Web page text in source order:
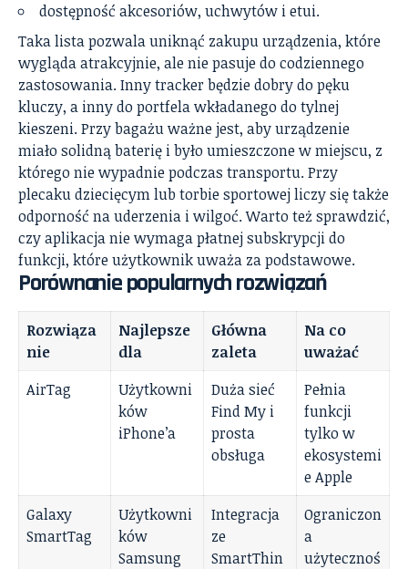
dostępność akcesoriów, uchwytów i etui.
Taka lista pozwala uniknąć zakupu urządzenia, które
wygląda atrakcyjnie, ale nie pasuje do codziennego
zastosowania. Inny tracker będzie dobry do pęku
kluczy, a inny do portfela wkładanego do tylnej
kieszeni. Przy bagażu ważne jest, aby urządzenie
miało solidną baterię i było umieszczone w miejscu, z
którego nie wypadnie podczas transportu. Przy
plecaku dziecięcym lub torbie sportowej liczy się także
odporność na uderzenia i wilgoć. Warto też sprawdzić,
czy aplikacja nie wymaga płatnej subskrypcji do
funkcji, które użytkownik uważa za podstawowe.
Porównanie popularnych rozwiązań
Rozwiąza
nie
Najlepsze
dla
Główna
zaleta
Na co
uważać
AirTag
Użytkowni
ków
iPhone’a
Duża sieć
Find My i
prosta
obsługa
Pełnia
funkcji
tylko w
ekosystemi
e Apple
Galaxy
SmartTag
Użytkowni
ków
Samsung
Integracja
ze
SmartThin
Ograniczon
a
użytecznoś